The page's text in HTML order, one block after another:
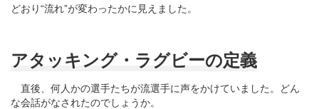
どおり“流れ”が変わったかに見えました。
アタッキング・ラグビーの定義
直後、何人かの選手たちが流選手に声をかけていました。どん
な会話がなされたのでしょうか。